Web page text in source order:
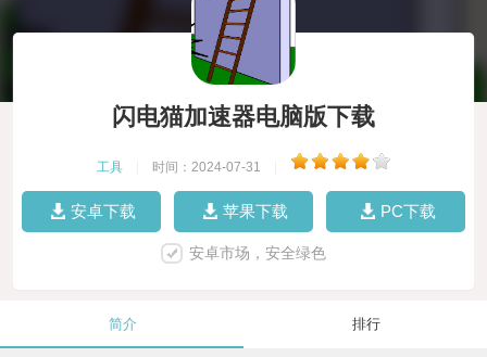
闪电猫加速器电脑版下载
工具 时间：2024-07-31
安卓下载 苹果下载 PC下载
安卓市场，安全绿色
简介 排行